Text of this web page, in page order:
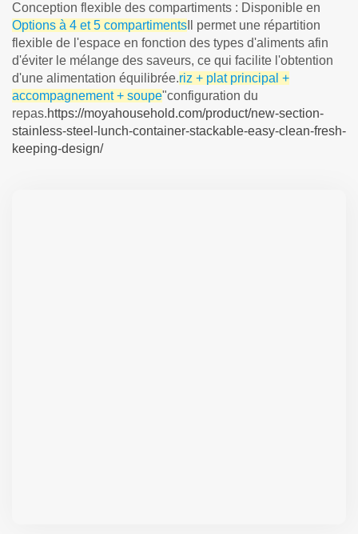
Conception flexible des compartiments : Disponible en
Options à 4 et 5 compartiments Il permet une répartition
flexible de l'espace en fonction des types d'aliments afin
d'éviter le mélange des saveurs, ce qui facilite l'obtention
d'une alimentation équilibrée.riz + plat principal +
accompagnement + soupe"configuration du
repas.https://moyahousehold.com/product/new-section-
stainless-steel-lunch-container-stackable-easy-clean-fresh-
keeping-design/